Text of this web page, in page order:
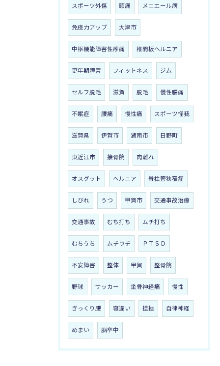
スポーツ外傷 頭痛 メニエール病
免疫力アップ 大津市
中枢機能障害性疼痛 椎間板ヘルニア
更年期障害 フィットネス ジム
セルフ脱毛 滋賀 脱毛 慢性腰痛
不眠症 腰痛 慢性痛 スポーツ怪我
滋賀県 伊賀市 湖南市 日野町
東近江市 接骨院 肉離れ
オスグット ヘルニア 脊柱管狭窄症
しびれ うつ 甲賀市 交通事故治療
交通事故 むち打ち ムチ打ち
むちうち ムチウチ ＰＴＳＤ
不安障害 整体 甲賀 整骨院
野球 サッカー 坐骨神経痛 慢性
ぎっくり腰 寝違い 捻挫 自律神経
めまい 脳卒中